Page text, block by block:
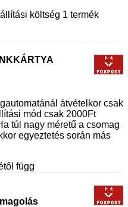
költség 1 termék
átvételkor csak
mód csak 2000Ft
túl nagy méretű a csomag
egyeztetés során más
függ